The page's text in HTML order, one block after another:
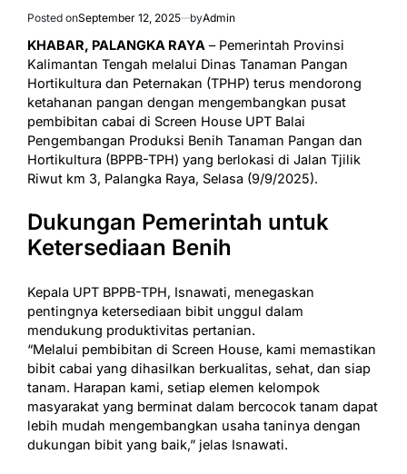
Posted onSeptember 12, 2025 byAdmin
KHABAR, PALANGKA RAYA – Pemerintah Provinsi
Kalimantan Tengah melalui Dinas Tanaman Pangan
Hortikultura dan Peternakan (TPHP) terus mendorong
ketahanan pangan dengan mengembangkan pusat
pembibitan cabai di Screen House UPT Balai
Pengembangan Produksi Benih Tanaman Pangan dan
Hortikultura (BPPB-TPH) yang berlokasi di Jalan Tjilik
Riwut km 3, Palangka Raya, Selasa (9/9/2025).
Dukungan Pemerintah untuk
Ketersediaan Benih
Kepala UPT BPPB-TPH, Isnawati, menegaskan
pentingnya ketersediaan bibit unggul dalam
mendukung produktivitas pertanian.
“Melalui pembibitan di Screen House, kami memastikan
bibit cabai yang dihasilkan berkualitas, sehat, dan siap
tanam. Harapan kami, setiap elemen kelompok
masyarakat yang berminat dalam bercocok tanam dapat
lebih mudah mengembangkan usaha taninya dengan
dukungan bibit yang baik,” jelas Isnawati.